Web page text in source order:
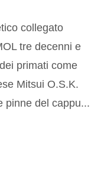
collegato
tre decenni e
primati come
Mitsui O.S.K.
pinne del cappu...